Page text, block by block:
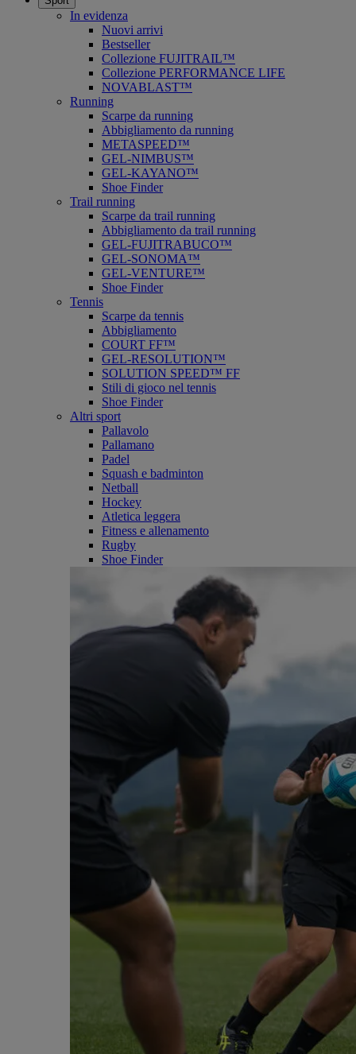
In evidenza
Nuovi arrivi
Bestseller
Collezione FUJITRAIL™
Collezione PERFORMANCE LIFE
NOVABLAST™
Running
Scarpe da running
Abbigliamento da running
METASPEED™
GEL-NIMBUS™
GEL-KAYANO™
Shoe Finder
Trail running
Scarpe da trail running
Abbigliamento da trail running
GEL-FUJITRABUCO™
GEL-SONOMA™
GEL-VENTURE™
Shoe Finder
Tennis
Scarpe da tennis
Abbigliamento
COURT FF™
GEL-RESOLUTION™
SOLUTION SPEED™ FF
Stili di gioco nel tennis
Shoe Finder
Altri sport
Pallavolo
Pallamano
Padel
Squash e badminton
Netball
Hockey
Atletica leggera
Fitness e allenamento
Rugby
Shoe Finder